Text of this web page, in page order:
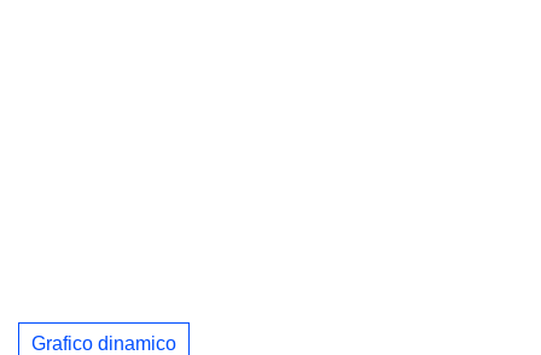
Grafico dinamico